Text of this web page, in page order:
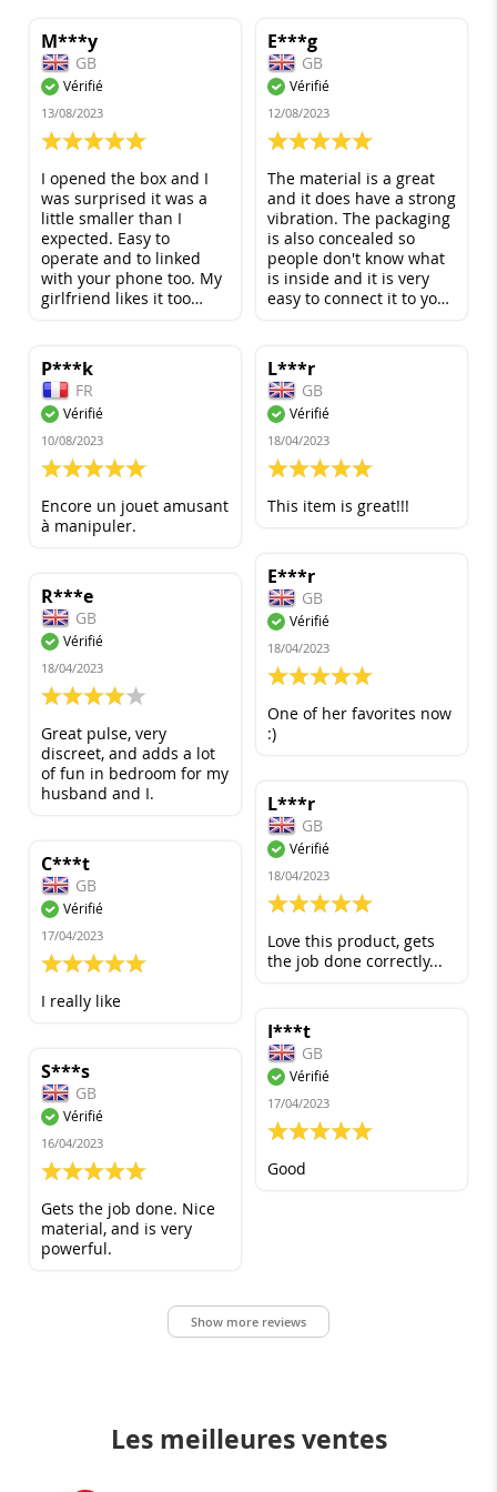
M***y
GB
Vérifié
13/08/2023
100%
I opened the box and I
was surprised it was a
little smaller than I
expected. Easy to
operate and to linked
with your phone too. My
girlfriend likes it too
sometime. 5 star for me.
E***g
GB
Vérifié
12/08/2023
100%
The material is a great
and it does have a strong
vibration. The packaging
is also concealed so
people don't know what
is inside and it is very
easy to connect it to your
Product all around!
P***k
FR
Vérifié
10/08/2023
100%
Encore un jouet amusant
à manipuler.
L***r
GB
Vérifié
18/04/2023
100%
This item is great!!!
E***r
GB
Vérifié
18/04/2023
100%
One of her favorites now
:)
R***e
GB
Vérifié
18/04/2023
80%
Great pulse, very
discreet, and adds a lot
of fun in bedroom for my
husband and I.
L***r
GB
Vérifié
18/04/2023
100%
Love this product, gets
the job done correctly...
C***t
GB
Vérifié
17/04/2023
100%
I really like
I***t
GB
Vérifié
17/04/2023
100%
Good
S***s
GB
Vérifié
16/04/2023
100%
Gets the job done. Nice
material, and is very
powerful.
Show more reviews
Les meilleures ventes